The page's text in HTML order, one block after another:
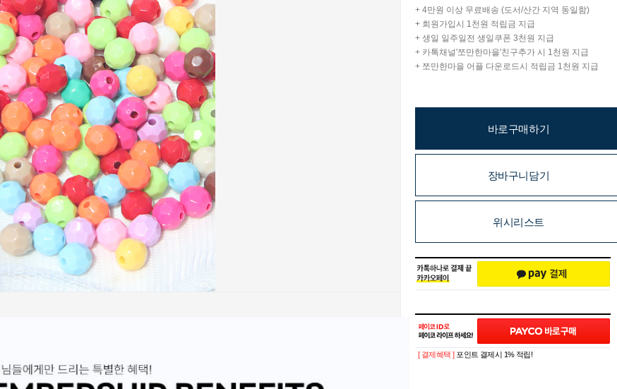
+ 4만원 이상 무료배송 (도서/산간 지역 동일함)
+ 회원가입시 1천원 적립금 지급
+ 생일 일주일전 생일쿠폰 3천원 지급
+ 카톡채널'쪼만한마을'친구추가 시 1천원 지급
+ 쪼만한마을 어플 다운로드시 적립금 1천원 지급
바로구매하기
장바구니담기
위시리스트
[ 결제혜택 ] 포인트 결제시 1% 적립!